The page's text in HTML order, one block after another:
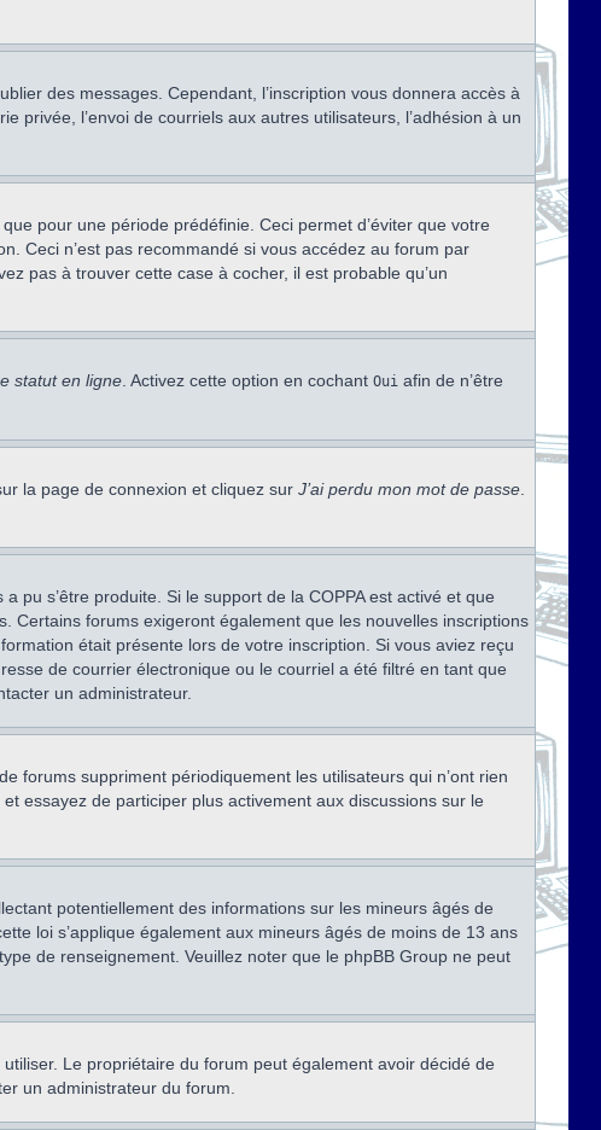
des messages. Cependant, l’inscription vous donnera accès à
privée, l’envoi de courriels aux autres utilisateurs, l’adhésion à un
pour une période prédéfinie. Ceci permet d’éviter que votre
Ceci n’est pas recommandé si vous accédez au forum par
pas à trouver cette case à cocher, il est probable qu’un
statut en ligne . Activez cette option en cochant Oui afin de n’être
la page de connexion et cliquez sur J’ai perdu mon mot de passe
pu s’être produite. Si le support de la COPPA est activé et que
Certains forums exigeront également que les nouvelles inscriptions
était présente lors de votre inscription. Si vous aviez reçu
de courrier électronique ou le courriel a été filtré en tant que
un administrateur.
forums suppriment périodiquement les utilisateurs qui n’ont rien
essayez de participer plus activement aux discussions sur le
potentiellement des informations sur les mineurs âgés de
loi s’applique également aux mineurs âgés de moins de 13 ans
de renseignement. Veuillez noter que le phpBB Group ne peut
Le propriétaire du forum peut également avoir décidé de
un administrateur du forum.